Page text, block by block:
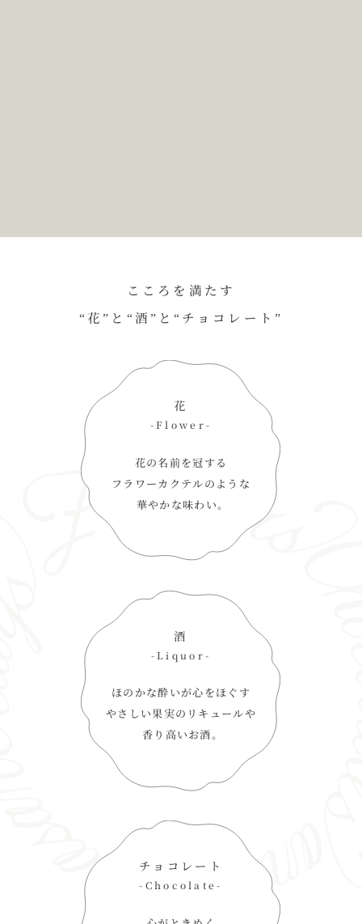
こころを満たす
“花”と“酒”と“チョコレート”
花
-Flower-
花の名前を冠する
フラワーカクテルのような
華やかな味わい。
酒
-Liquor-
ほのかな酔いが心をほぐす
やさしい果実のリキュールや
香り高いお酒。
チョコレート
-Chocolate-